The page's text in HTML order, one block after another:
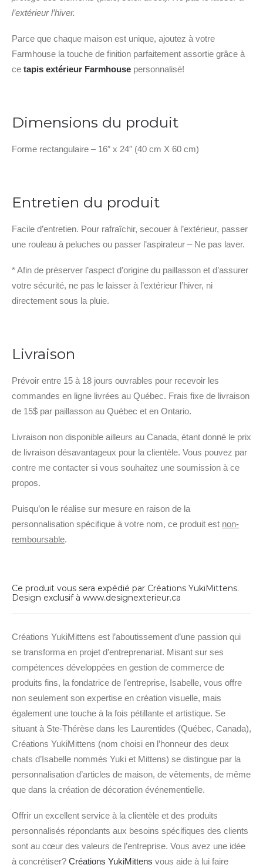
l’extérieur l’hiver.
Parce que chaque maison est unique, ajoutez à votre
Farmhouse la touche de finition parfaitement assortie grâce à
ce tapis extérieur Farmhouse personnalisé!
Dimensions du produit
Forme rectangulaire – 16″ x 24″ (40 cm X 60 cm)
Entretien du produit
Facile d’entretien. Pour rafraîchir, secouer à l’extérieur, passer
une rouleau à peluches ou passer l’aspirateur – Ne pas laver.
* Afin de préserver l’aspect d’origine du paillasson et d’assurer
votre sécurité, ne pas le laisser à l’extérieur l’hiver, ni
directement sous la pluie.
Livraison
Prévoir entre 15 à 18 jours ouvrables pour recevoir les
commandes en ligne livrées au Québec. Frais fixe de livraison
de 15$ par paillasson au Québec et en Ontario.
Livraison non disponible ailleurs au Canada, étant donné le prix
de livraison désavantageux pour la clientèle. Vous pouvez par
contre me contacter si vous souhaitez une soumission à ce
propos.
Puisqu’on le réalise sur mesure en raison de la
personnalisation spécifique à votre nom, ce produit est non-
remboursable.
Ce produit vous sera expédié par Créations YukiMittens.
Design exclusif à www.designexterieur.ca
Créations YukiMittens est l’aboutissement d’une passion qui
se transforma en projet d’entreprenariat. Misant sur ses
compétences développées en gestion de commerce de
produits fins, la fondatrice de l’entreprise, Isabelle, vous offre
non seulement son expertise en création visuelle, mais
également une touche à la fois pétillante et artistique. Se
situant à Ste-Thérèse dans les Laurentides (Québec, Canada),
Créations YukiMittens (nom choisi en l’honneur des deux
chats d’Isabelle nommés Yuki et Mittens) se distingue par la
personnalisation d’articles de maison, de vêtements, de même
que dans la création de décoration événementielle.
Offrir un excellent service à la clientèle et des produits
personnalisés répondants aux besoins spécifiques des clients
sont au cœur des valeurs de l’entreprise. Vous avez une idée
à concrétiser? Créations YukiMittens vous aide à lui faire